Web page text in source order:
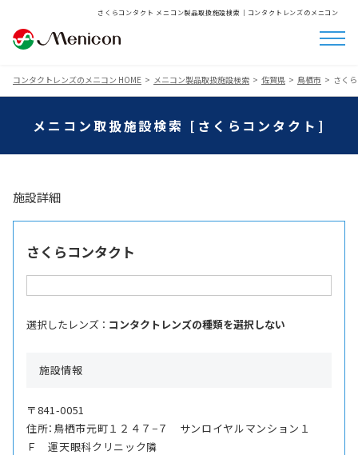
さくらコンタクト メニコン製品取扱施設検索│コンタクトレンズのメニコン
コンタクトレンズのメニコン HOME メニコン製品取扱施設検索 佐賀県 鳥栖市 さく
メニコン取扱施設検索 [さくらコンタクト]
施設詳細
さくらコンタクト
選択したレンズ ： コンタクトレンズの種類を選択しない
施設情報
〒841-0051
住所：鳥栖市元町１２４７−７ サンロイヤルマンション１
Ｆ 運天眼科クリニック隣